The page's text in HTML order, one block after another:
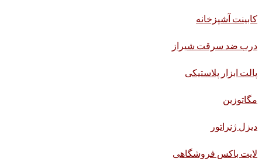
کابینت آشپزخانه
درب ضد سرقت شیراز
پالت ابزار پلاستیکی
مگاتوزین
دیزل ژنراتور
لایت باکس فروشگاهی